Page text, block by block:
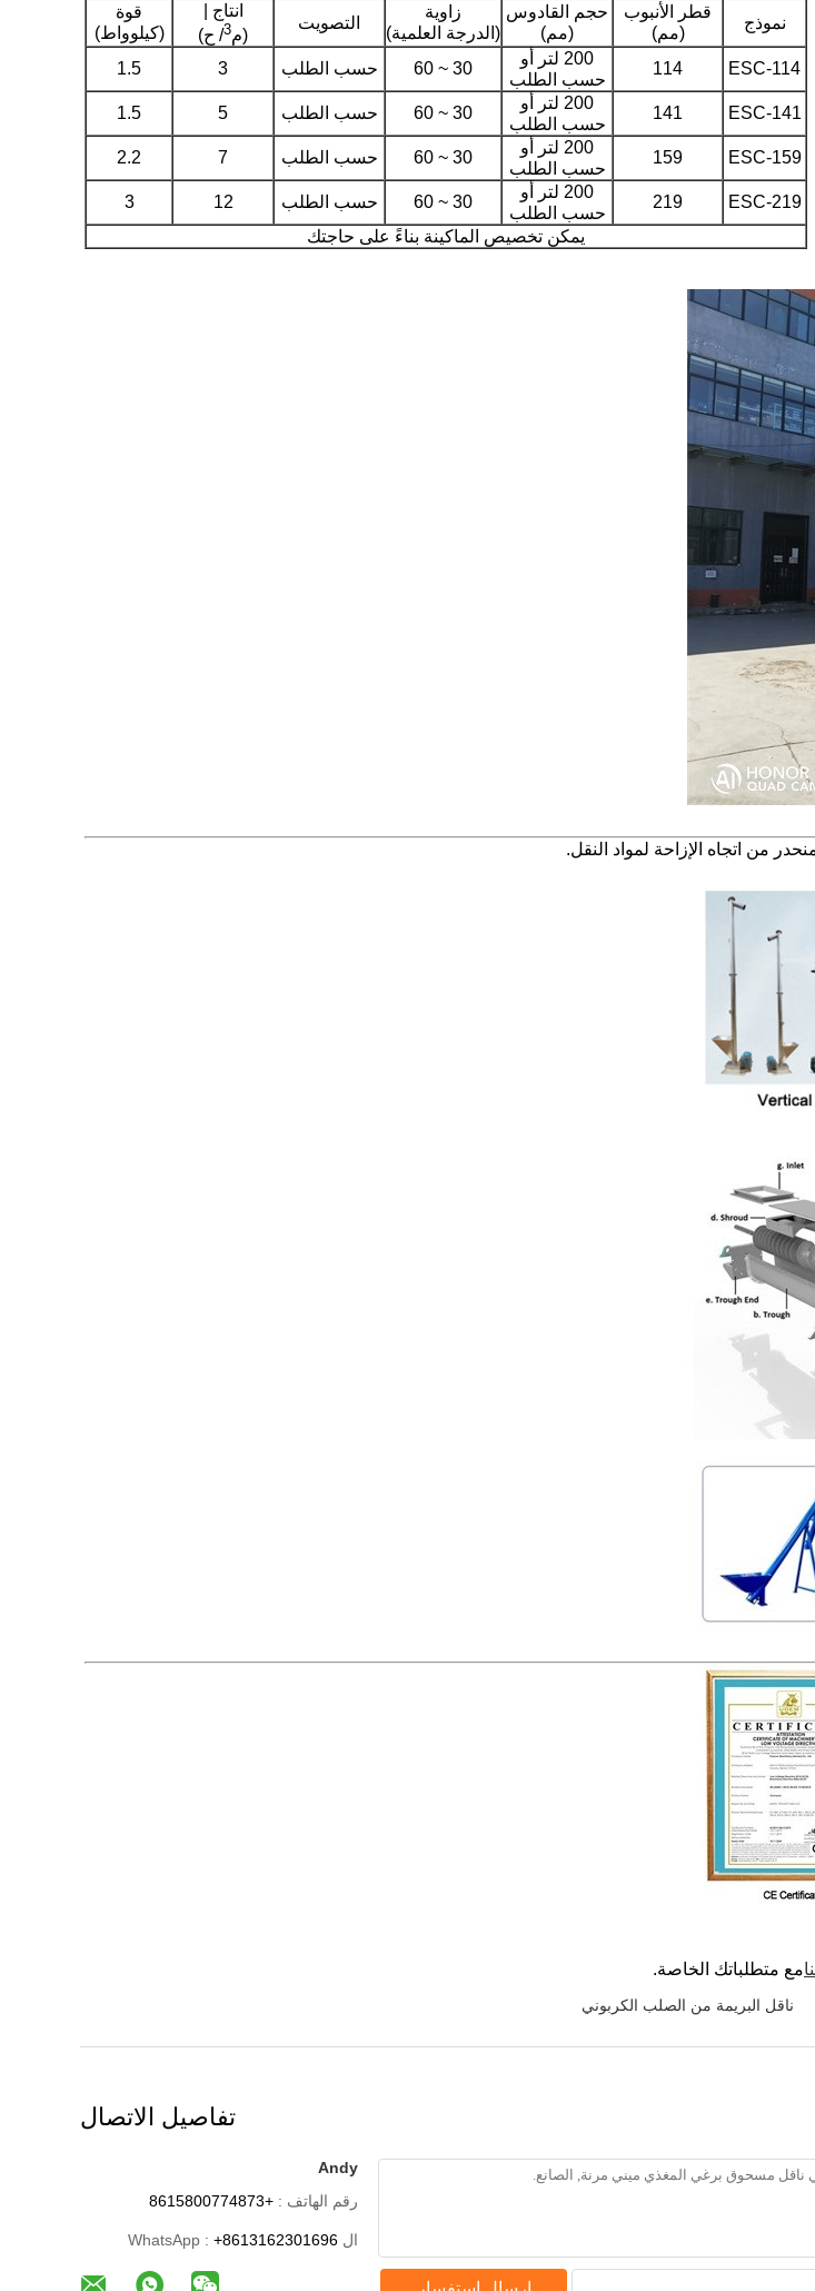
نموذج
قطر الأنبوب
(مم)
حجم القادوس
(مم)
زاوية
(الدرجة العلمية)
التصويت
انتاج |
(م3/ ح)
قوة
(كيلوواط)
ESC-114
114
200 لتر أو
حسب الطلب
30 ~ 60 حسب الطلب 3
1.5
ESC-141
141
200 لتر أو
حسب الطلب
30 ~ 60 حسب الطلب 5
1.5
ESC-159
159
200 لتر أو
حسب الطلب
30 ~ 60 حسب الطلب 7
2.2
ESC-219
219
200 لتر أو
حسب الطلب
30 ~ 60 حسب الطلب 12
3
يمكن تخصيص الماكينة بناءً على حاجتك
من اتجاه الإزاحة لمواد النقل.
مع متطلباتك الخاصة.
ناقل البريمة من الصلب الكربوني
تفاصيل الاتصال
Andy
رقم الهاتف : +8615800774873
ال WhatsApp : +8613162301696